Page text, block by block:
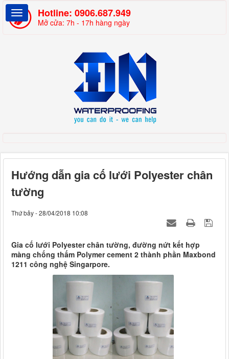
Hotline: 0906.687.949
Mở cửa: 7h - 17h hàng ngày
Hướng dẫn gia cố lưới Polyester chân
tường
Thứ bảy - 28/04/2018 10:08
Gia cố lưới Polyester chân tường, đường nứt kết hợp
màng chống thấm Polymer cement 2 thành phần Maxbond
1211 công nghệ Singarpore.